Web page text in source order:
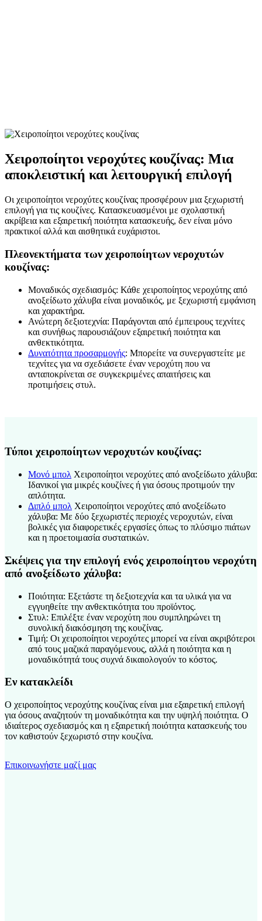
Χειροποίητοι νεροχύτες κουζίνας: Μια
αποκλειστική και λειτουργική επιλογή
Οι χειροποίητοι νεροχύτες κουζίνας προσφέρουν μια ξεχωριστή
επιλογή για τις κουζίνες. Κατασκευασμένοι με σχολαστική
ακρίβεια και εξαιρετική ποιότητα κατασκευής, δεν είναι μόνο
πρακτικοί αλλά και αισθητικά ευχάριστοι.
Πλεονεκτήματα των χειροποίητων νεροχυτών
κουζίνας:
Μοναδικός σχεδιασμός: Κάθε χειροποίητος νεροχύτης από
ανοξείδωτο χάλυβα είναι μοναδικός, με ξεχωριστή εμφάνιση
και χαρακτήρα.
Ανώτερη δεξιοτεχνία: Παράγονται από έμπειρους τεχνίτες
και συνήθως παρουσιάζουν εξαιρετική ποιότητα και
ανθεκτικότητα.
Δυνατότητα προσαρμογής: Μπορείτε να συνεργαστείτε με
τεχνίτες για να σχεδιάσετε έναν νεροχύτη που να
ανταποκρίνεται σε συγκεκριμένες απαιτήσεις και
προτιμήσεις στυλ.
Τύποι χειροποίητων νεροχυτών κουζίνας:
Μονό μπολ Χειροποίητοι νεροχύτες από ανοξείδωτο χάλυβα:
Ιδανικοί για μικρές κουζίνες ή για όσους προτιμούν την
απλότητα.
Διπλό μπολ Χειροποίητοι νεροχύτες από ανοξείδωτο
χάλυβα: Με δύο ξεχωριστές περιοχές νεροχυτών, είναι
βολικές για διαφορετικές εργασίες όπως το πλύσιμο πιάτων
και η προετοιμασία συστατικών.
Σκέψεις για την επιλογή ενός χειροποίητου νεροχύτη
από ανοξείδωτο χάλυβα:
Ποιότητα: Εξετάστε τη δεξιοτεχνία και τα υλικά για να
εγγυηθείτε την ανθεκτικότητα του προϊόντος.
Στυλ: Επιλέξτε έναν νεροχύτη που συμπληρώνει τη
συνολική διακόσμηση της κουζίνας.
Τιμή: Οι χειροποίητοι νεροχύτες μπορεί να είναι ακριβότεροι
από τους μαζικά παραγόμενους, αλλά η ποιότητα και η
μοναδικότητά τους συχνά δικαιολογούν το κόστος.
Εν κατακλείδι
Ο χειροποίητος νεροχύτης κουζίνας είναι μια εξαιρετική επιλογή
για όσους αναζητούν τη μοναδικότητα και την υψηλή ποιότητα. Ο
ιδιαίτερος σχεδιασμός και η εξαιρετική ποιότητα κατασκευής του
τον καθιστούν ξεχωριστό στην κουζίνα.
Επικοινωνήστε μαζί μας